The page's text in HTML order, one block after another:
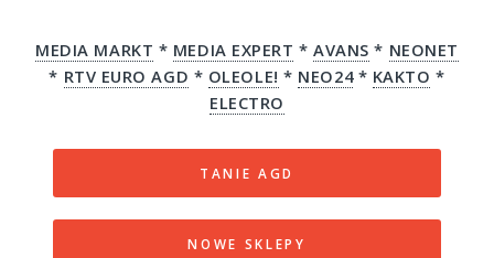
MEDIA MARKT * MEDIA EXPERT *AVANS * NEONET
* RTV EURO AGD * OLEOLE! * NEO24* KAKTO *
ELECTRO
TANIE AGD
NOWE SKLEPY